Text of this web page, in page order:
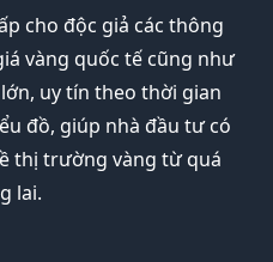
cho độc giả các thông
vàng quốc tế cũng như
uy tín theo thời gian
đồ, giúp nhà đầu tư có
thị trường vàng từ quá
lai.